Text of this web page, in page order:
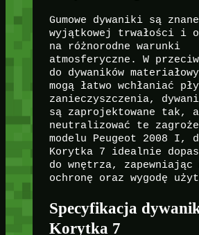
Gumowe dywaniki są
wyjątkowej trwałości i
na różnorodne warunki
atmosferyczne. W
do dywaników
mogą łatwo wchłaniać
zanieczyszczenia,
są zaprojektowane tak,
neutralizować te
modelu Peugeot 2008 I,
Korytka 7 idealnie
do wnętrza, zapewniając
ochronę oraz wygodę
Specyfikacja
Korytka 7